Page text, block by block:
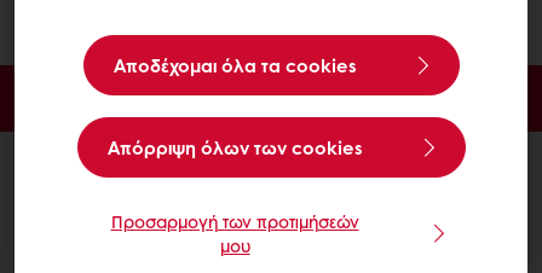
Αποδέχομαι όλα τα cookies
Aπόρριψη όλων των cookies
Προσαρμογή των προτιμήσεών
μου
Ηλεκτρονική πληρωμή Παραγγελία 24/7
ΟΛΑ ΤΑ ΠΡΟΪΟΝΤΑ